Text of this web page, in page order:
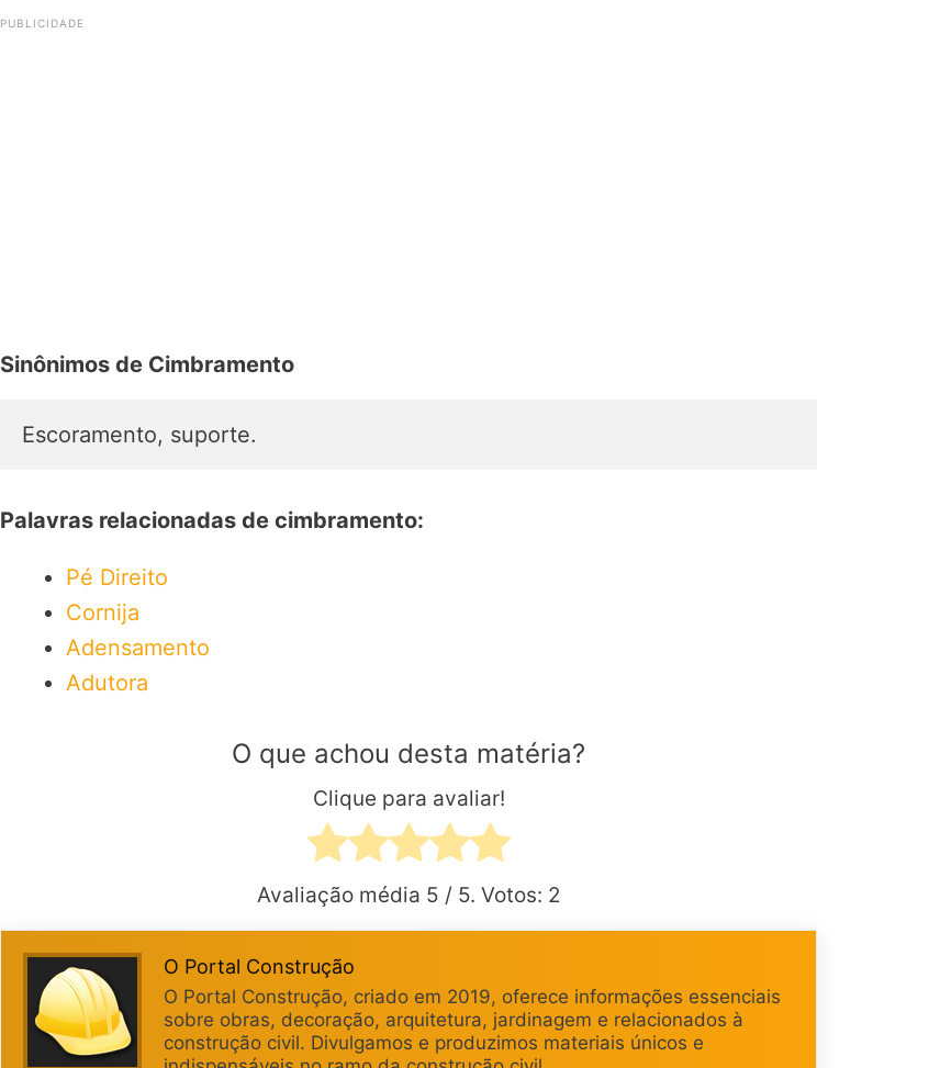
PUBLICIDADE
Sinônimos de Cimbramento
Escoramento, suporte.
Palavras relacionadas de cimbramento:
Pé Direito
Cornija
Adensamento
Adutora
O que achou desta matéria?
Clique para avaliar!
Avaliação média 5 / 5. Votos: 2
O Portal Construção
O Portal Construção, criado em 2019, oferece informações essenciais
sobre obras, decoração, arquitetura, jardinagem e relacionados à
construção civil. Divulgamos e produzimos materiais únicos e